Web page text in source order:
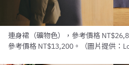
連身裙（礦物色），參考價格
參考價格 NT$13,200。（圖片提供：